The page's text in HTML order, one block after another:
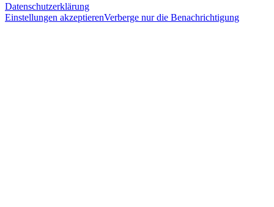
Datenschutzerklärung
Einstellungen akzeptierenVerberge nur die Benachrichtigung